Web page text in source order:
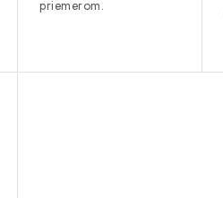
priemerom.